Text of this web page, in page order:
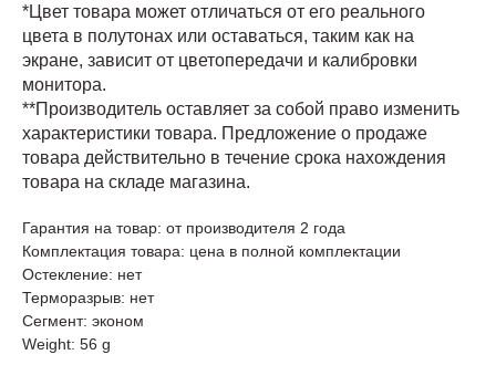
*Цвет товара может отличаться от его реального
цвета в полутонах или оставаться, таким как на
экране, зависит от цветопередачи и калибровки
монитора.
**Производитель оставляет за собой право изменить
характеристики товара. Предложение о продаже
товара действительно в течение срока нахождения
товара на складе магазина.
Гарантия на товар: от производителя 2 года
Комплектация товара: цена в полной комплектации
Остекление: нет
Терморазрыв: нет
Сегмент: эконом
Weight: 56 g